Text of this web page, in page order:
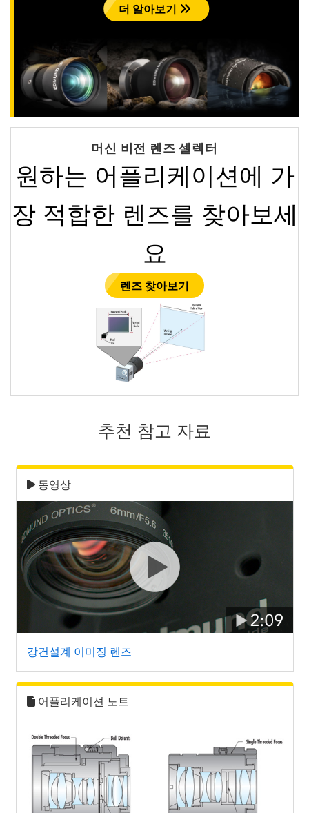
더 알아보기
머신 비전 렌즈 셀렉터
원하는 어플리케이션에 가
장 적합한 렌즈를 찾아보세
요
렌즈 찾아보기
추천 참고 자료
동영상
강건설계 이미징 렌즈
어플리케이션 노트